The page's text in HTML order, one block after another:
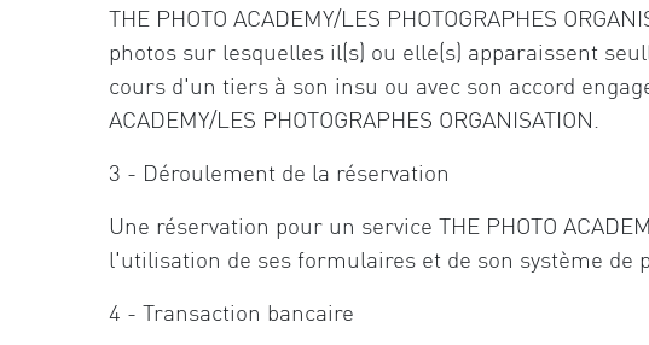
THE PHOTO ACADEMY/LES PHOTOGRAPHES
photos sur lesquelles il(s) ou elle(s) apparaissent
cours d'un tiers à son insu ou avec son accord
ACADEMY/LES PHOTOGRAPHES ORGANISATION.
3 - Déroulement de la réservation
Une réservation pour un service THE PHOTO
l'utilisation de ses formulaires et de son système de
4 - Transaction bancaire